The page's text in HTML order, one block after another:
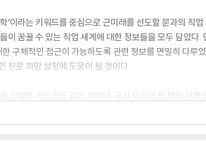
’이라는 키워드를 중심으로 근미래를 선도할 문과의 직
이 꿈꿀 수 있는 직업 세계에 대한 정보들을 모두 담았
구체적인 접근이 가능하도록 관련 정보를 면밀히 다루
진로 희망 설정에 도움이 될 것이다.
간절한 기도와도 같은 책이다. 교사 이전에 한 명의 어
년의 내일에 밝은 빛이 전해지길 간절히 바란다. 근미래